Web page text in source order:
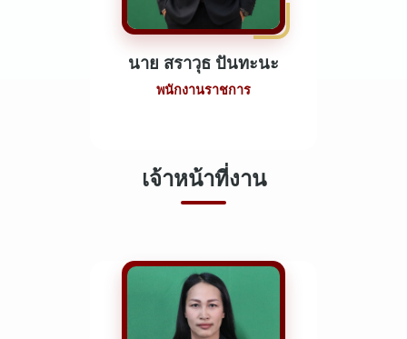
นาย สราวุธ ปันทะนะ
พนักงานราชการ
เจ้าหน้าที่งาน